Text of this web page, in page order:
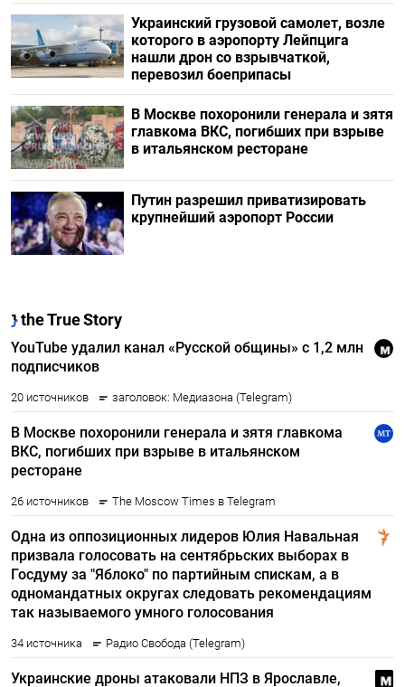
Украинский грузовой самолет, возле
которого в аэропорту Лейпцига
нашли дрон со взрывчаткой,
перевозил боеприпасы
В Москве похоронили генерала и зятя
главкома ВКС, погибших при взрыве
в итальянском ресторане
Путин разрешил приватизировать
крупнейший аэропорт России